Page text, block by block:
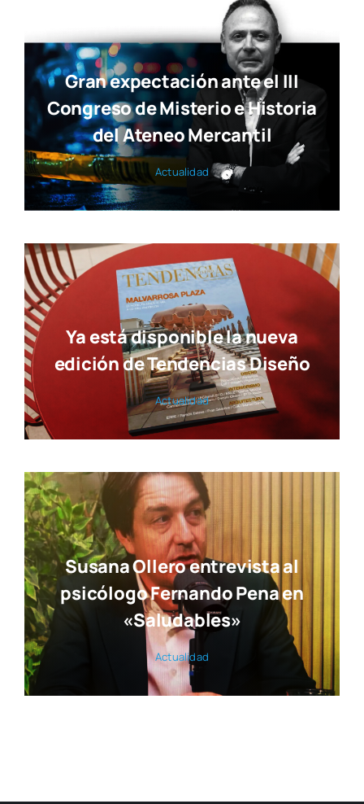
Otros artículos
Gran expectación ante el III
Congreso de Misterio e Historia
Actua­li­dad
Ya está disponible la nueva
Actua­li­dad
Susana Ollero entrevista al
psicólogo Fernando Pena en